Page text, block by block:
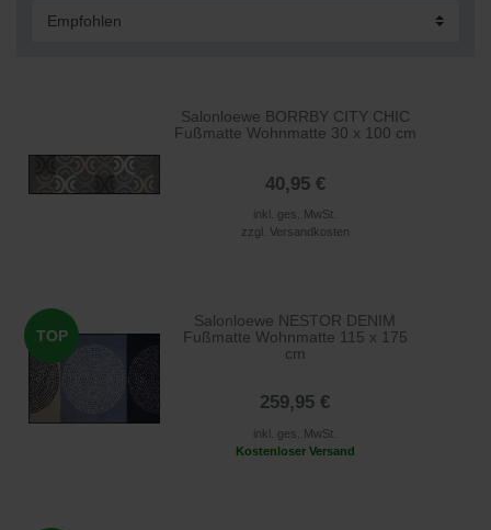
Salonloewe BORRBY CITY CHIC
Fußmatte Wohnmatte 30 x 100 cm
40,95 €
inkl. ges. MwSt.
zzgl. Versandkosten
TOP
Salonloewe NESTOR DENIM
Fußmatte Wohnmatte 115 x 175
cm
259,95 €
inkl. ges. MwSt.
Kostenloser Versand